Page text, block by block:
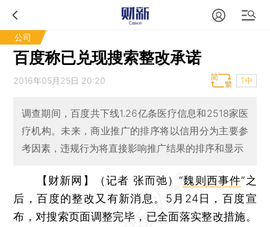
公司
百度称已兑现搜索整改承诺
2016年05月25日 20:20 T中
调查期间，百度共下线1.26亿条医疗信息和2518家医
疗机构。未来，商业推广的排序将以信用分为主要参
考因素，违规行为将直接影响推广结果的排序和显示
【财新网】（记者 张而弛）“魏则西事件”之
后，百度的整改又有新消息。5月24日，百度宣
布，对搜索页面调整完毕，已全面落实整改措施。